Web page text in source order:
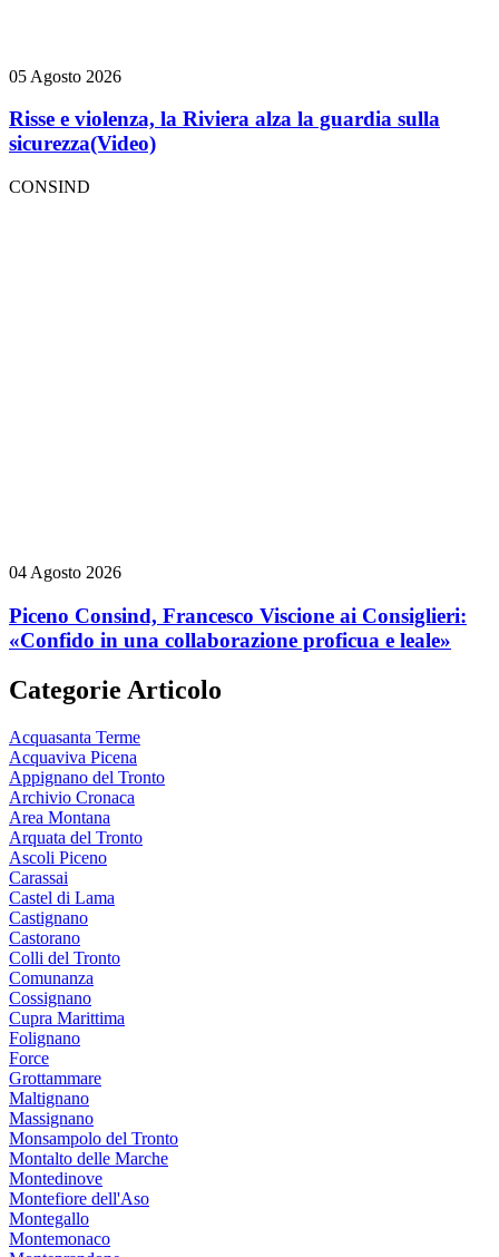
05 Agosto 2026
Risse e violenza, la Riviera alza la guardia sulla
sicurezza(Video)
CONSIND
04 Agosto 2026
Piceno Consind, Francesco Viscione ai Consiglieri:
«Confido in una collaborazione proficua e leale»
Categorie Articolo
Acquasanta Terme
Acquaviva Picena
Appignano del Tronto
Archivio Cronaca
Area Montana
Arquata del Tronto
Ascoli Piceno
Carassai
Castel di Lama
Castignano
Castorano
Colli del Tronto
Comunanza
Cossignano
Cupra Marittima
Folignano
Force
Grottammare
Maltignano
Massignano
Monsampolo del Tronto
Montalto delle Marche
Montedinove
Montefiore dell'Aso
Montegallo
Montemonaco